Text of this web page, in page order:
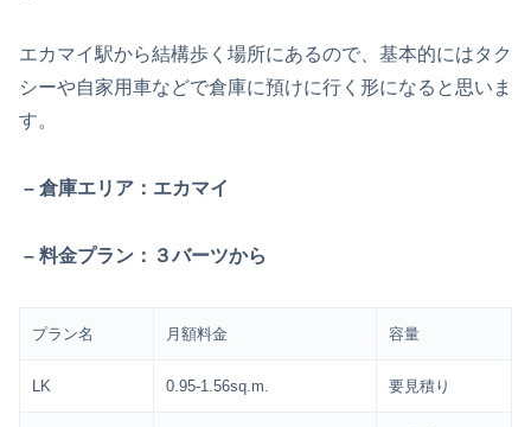
エカマイ駅から結構歩く場所にあるので、基本的にはタク
シーや自家用車などで倉庫に預けに行く形になると思いま
す。
– 倉庫エリア：エカマイ
– 料金プラン：３バーツから
プラン名 月額料金 容量
LK 0.95-1.56sq.m. 要見積り